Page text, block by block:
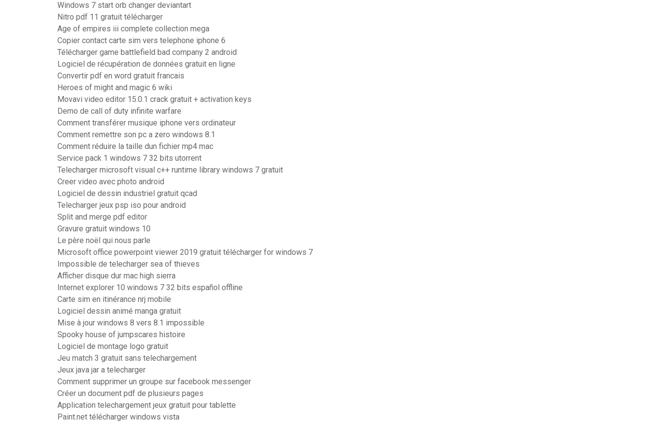
Windows 7 start orb changer deviantart
Nitro pdf 11 gratuit télécharger
Age of empires iii complete collection mega
Copier contact carte sim vers telephone iphone 6
Télécharger game battlefield bad company 2 android
Logiciel de récupération de données gratuit en ligne
Convertir pdf en word gratuit francais
Heroes of might and magic 6 wiki
Movavi video editor 15.0.1 crack gratuit + activation keys
Demo de call of duty infinite warfare
Comment transférer musique iphone vers ordinateur
Comment remettre son pc a zero windows 8.1
Comment réduire la taille dun fichier mp4 mac
Service pack 1 windows 7 32 bits utorrent
Telecharger microsoft visual c++ runtime library windows 7 gratuit
Creer video avec photo android
Logiciel de dessin industriel gratuit qcad
Telecharger jeux psp iso pour android
Split and merge pdf editor
Gravure gratuit windows 10
Le père noël qui nous parle
Microsoft office powerpoint viewer 2019 gratuit télécharger for windows 7
Impossible de telecharger sea of thieves
Afficher disque dur mac high sierra
Internet explorer 10 windows 7 32 bits español offline
Carte sim en itinérance nrj mobile
Logiciel dessin animé manga gratuit
Mise à jour windows 8 vers 8.1 impossible
Spooky house of jumpscares histoire
Logiciel de montage logo gratuit
Jeu match 3 gratuit sans telechargement
Jeux java jar a telecharger
Comment supprimer un groupe sur facebook messenger
Créer un document pdf de plusieurs pages
Application telechargement jeux gratuit pour tablette
Paint.net télécharger windows vista